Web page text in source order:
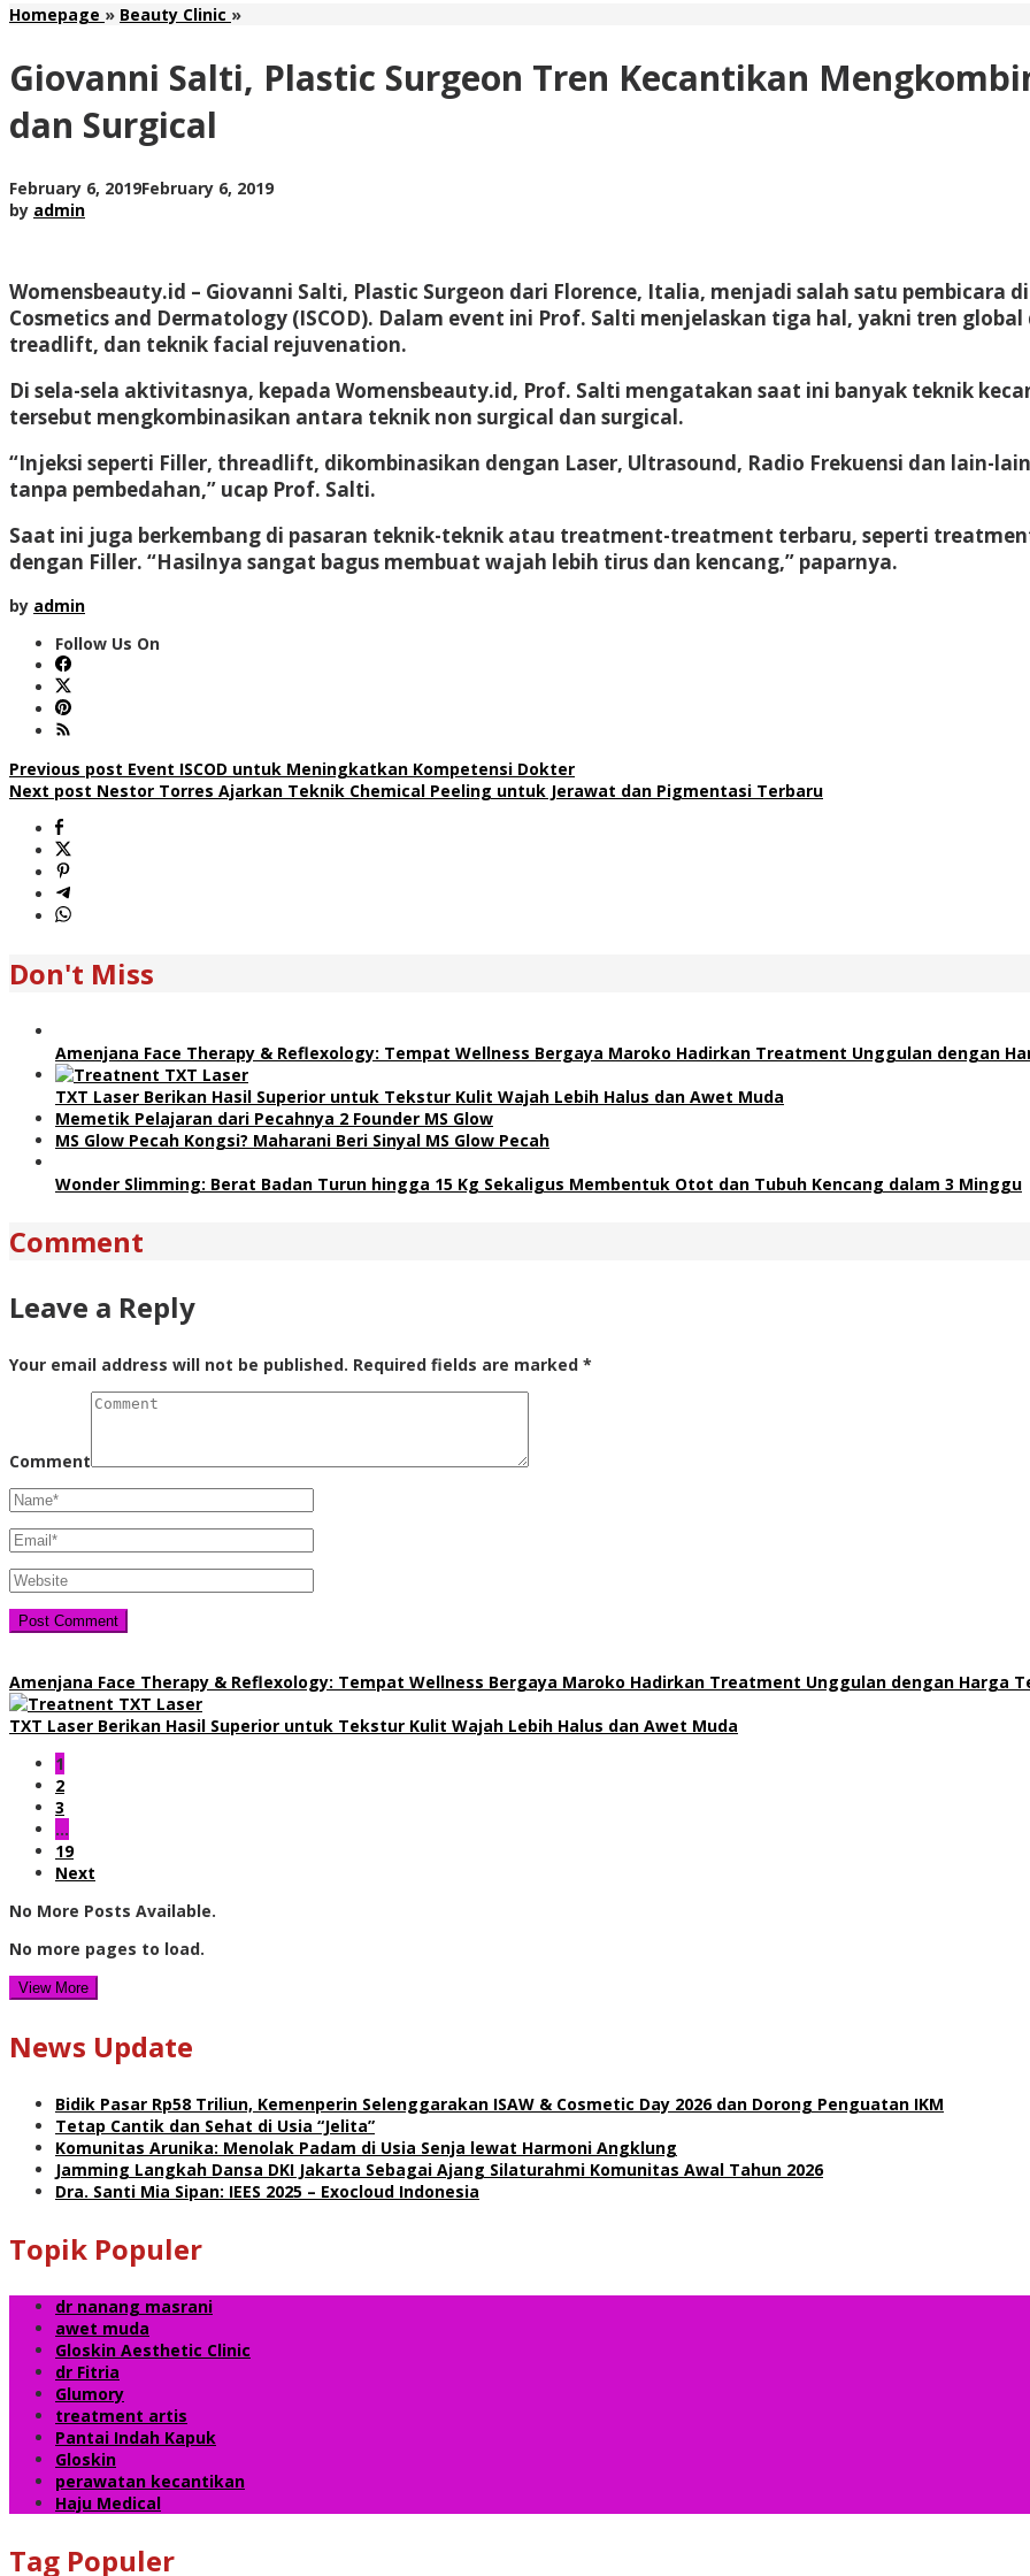
Homepage » Beauty Clinic »Giovanni
Surgeon
Tren
Non
Giovanni Salti, Plastic Surgeon Tren Kecantikan
dan Surgical
February 6, 2019February 6, 2019by
by admin
Womensbeauty.id – Giovanni Salti, Plastic Surgeon dari Florence, Italia, menjadi salah satu
Cosmetics and Dermatology (ISCOD). Dalam event ini Prof. Salti menjelaskan tiga hal, yakni tren
treadlift, dan teknik facial rejuvenation.
Di sela-sela aktivitasnya, kepada Womensbeauty.id, Prof. Salti mengatakan saat ini banyak teknik
tersebut mengkombinasikan antara teknik non surgical dan surgical.
“Injeksi seperti Filler, threadlift, dikombinasikan dengan Laser, Ultrasound, Radio Frekuensi dan lain-
tanpa pembedahan,” ucap Prof. Salti.
Saat ini juga berkembang di pasaran teknik-teknik atau treatment-treatment terbaru, seperti
dengan Filler. “Hasilnya sangat bagus membuat wajah lebih tirus dan kencang,” paparnya.
by admin
Follow Us On
Post
navigation
Previous post Event ISCOD untuk Meningkatkan Kompetensi Dokter
Next post Nestor Torres Ajarkan Teknik Chemical Peeling untuk Jerawat dan Pigmentasi Terbaru
Don't Miss
Amenjana Face Therapy & Reflexology: Tempat Wellness Bergaya Maroko Hadirkan Treatment Unggulan dengan
TXT Laser Berikan Hasil Superior untuk Tekstur Kulit Wajah Lebih Halus dan Awet Muda
Memetik Pelajaran dari Pecahnya 2 Founder MS Glow
MS Glow Pecah Kongsi? Maharani Beri Sinyal MS Glow Pecah
Wonder Slimming: Berat Badan Turun hingga 15 Kg Sekaligus Membentuk Otot dan Tubuh Kencang dalam 3 Minggu
Comment
Leave a Reply
Your email address will not be published. Required fields are marked *
Comment
Amenjana Face Therapy & Reflexology: Tempat Wellness Bergaya Maroko Hadirkan Treatment Unggulan dengan Harga
TXT Laser Berikan Hasil Superior untuk Tekstur Kulit Wajah Lebih Halus dan Awet Muda
1
2
3
…
19
Next
No More Posts Available.
No more pages to load.
View More
News Update
Bidik Pasar Rp58 Triliun, Kemenperin Selenggarakan ISAW & Cosmetic Day 2026 dan Dorong Penguatan IKM
Tetap Cantik dan Sehat di Usia “Jelita”
Komunitas Arunika: Menolak Padam di Usia Senja lewat Harmoni Angklung
Jamming Langkah Dansa DKI Jakarta Sebagai Ajang Silaturahmi Komunitas Awal Tahun 2026
Dra. Santi Mia Sipan: IEES 2025 – Exocloud Indonesia
Topik Populer
dr nanang masrani
awet muda
Gloskin Aesthetic Clinic
dr Fitria
Glumory
treatment artis
Pantai Indah Kapuk
Gloskin
perawatan kecantikan
Haju Medical
Tag Populer